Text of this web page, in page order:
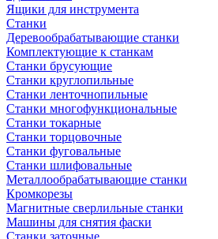
Ящики для инструмента
Станки
Деревообрабатывающие станки
Комплектующие к станкам
Станки брусующие
Станки круглопильные
Станки ленточнопильные
Станки многофункциональные
Станки токарные
Станки торцовочные
Станки фуговальные
Станки шлифовальные
Металлообрабатывающие станки
Кромкорезы
Магнитные сверлильные станки
Машины для снятия фаски
Станки заточные